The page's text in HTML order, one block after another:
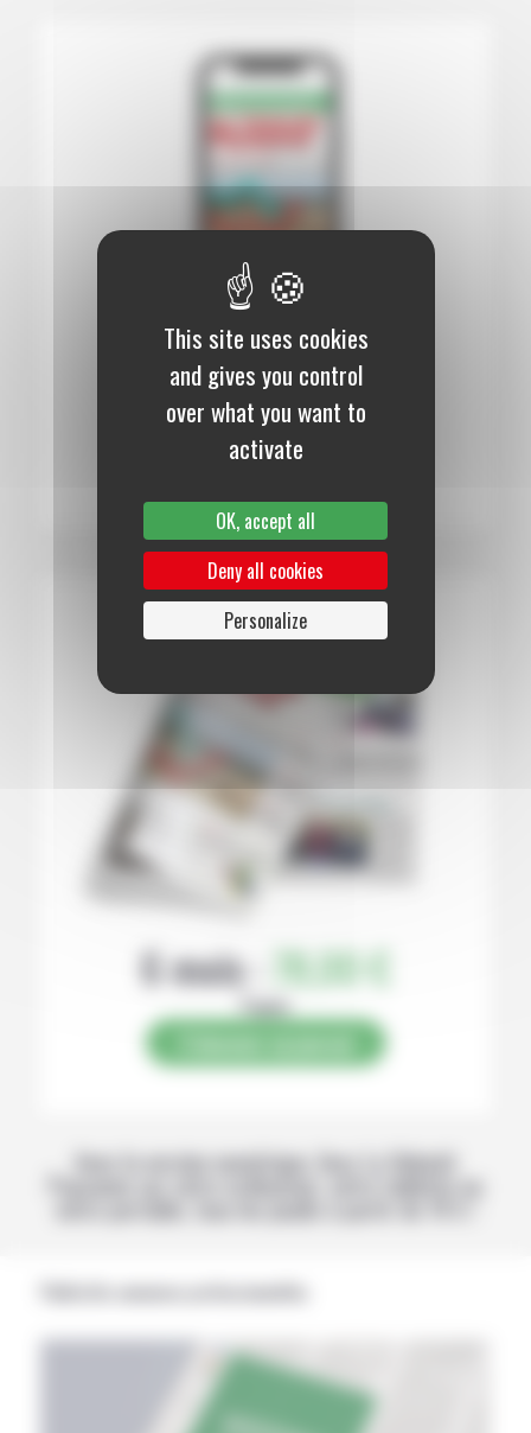
12 mois :99,00 €
Numérique
S’abonner au journal
6 mois : 78,00 €
Papier
Avec la version numérique, lisez La Volonté
Paysanne sur votre ordinateur, votre tablette ou
This site uses cookies
and gives you control
over what you want to
activate
OK, accept all
Deny all cookies
Personalize